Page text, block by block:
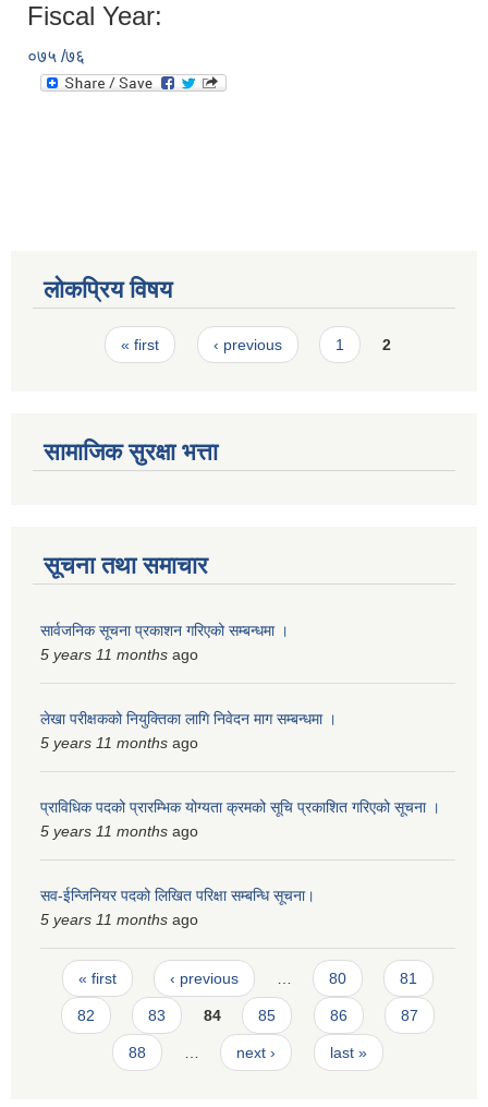
Fiscal Year:
०७५ /७६
लोकप्रिय विषय
Pages« first ‹ previous 1 2
सामाजिक सुरक्षा भत्ता
सूचना तथा समाचार
सार्वजनिक सूचना प्रकाशन गरिएको सम्बन्धमा ।
5 years 11 months ago
लेखा परीक्षकको नियुक्तिका लागि निवेदन माग सम्बन्धमा ।
5 years 11 months ago
प्राविधिक पदको प्रारम्भिक योग्यता क्रमको सूचि प्रकाशित गरिएको सूचना ।
5 years 11 months ago
सव-ईन्जिनियर पदको लिखित परिक्षा सम्बन्धि सूचना।
5 years 11 months ago
Pages
« first ‹ previous … 80 81
82 83 84 85 86 87
88 … next › last »